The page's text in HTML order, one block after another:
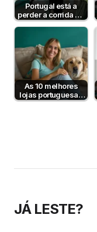
Portugal está a
perder a corrida da
IA no e-commerce
As 10 melhores
lojas portuguesas
de produtos para
JÁ LESTE?